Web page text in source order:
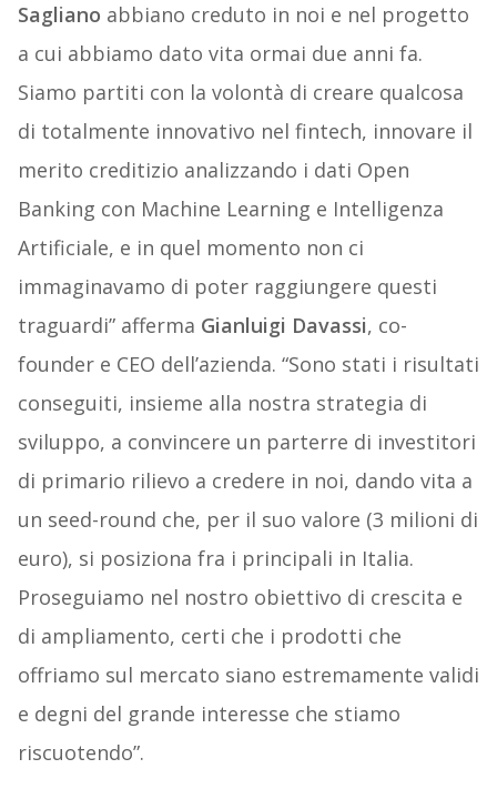
Sagliano abbiano creduto in noi e nel progetto
a cui abbiamo dato vita ormai due anni fa.
Siamo partiti con la volontà di creare qualcosa
di totalmente innovativo nel fintech, innovare il
merito creditizio analizzando i dati Open
Banking con Machine Learning e Intelligenza
Artificiale, e in quel momento non ci
immaginavamo di poter raggiungere questi
traguardi” afferma Gianluigi Davassi, co-
founder e CEO dell’azienda. “Sono stati i risultati
conseguiti, insieme alla nostra strategia di
sviluppo, a convincere un parterre di investitori
di primario rilievo a credere in noi, dando vita a
un seed-round che, per il suo valore (3 milioni di
euro), si posiziona fra i principali in Italia.
Proseguiamo nel nostro obiettivo di crescita e
di ampliamento, certi che i prodotti che
offriamo sul mercato siano estremamente validi
e degni del grande interesse che stiamo
riscuotendo”.